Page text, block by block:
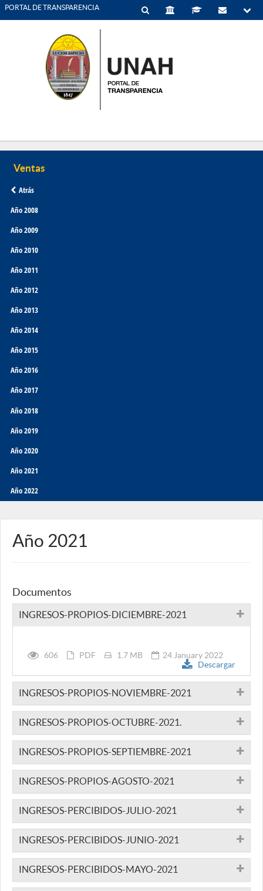
PORTAL DE TRANSPARENCIA
Atrás
Año 2008
Año 2009
Año 2010
Año 2011
Año 2012
Año 2013
Año 2014
Año 2015
Año 2016
Año 2017
Año 2018
Año 2019
Año 2020
Año 2021
Año 2022
Año 2021
Documentos
INGRESOS-PROPIOS-DICIEMBRE-2021
606 PDF 1.7 MB
24 January 2022
Descargar
INGRESOS-PROPIOS-NOVIEMBRE-2021
INGRESOS-PROPIOS-OCTUBRE-2021.
INGRESOS-PROPIOS-SEPTIEMBRE-2021
INGRESOS-PROPIOS-AGOSTO-2021
INGRESOS-PERCIBIDOS-JULIO-2021
INGRESOS-PERCIBIDOS-JUNIO-2021
INGRESOS-PERCIBIDOS-MAYO-2021